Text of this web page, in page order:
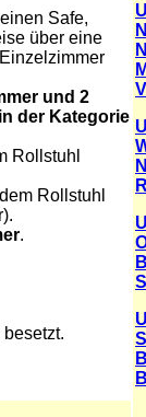
Safe,
über eine
und 2
der Kategorie
Rollstuhl
Rollstuhl
.